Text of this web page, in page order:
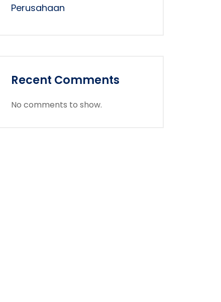
Perusahaan
Recent Comments
No comments to show.